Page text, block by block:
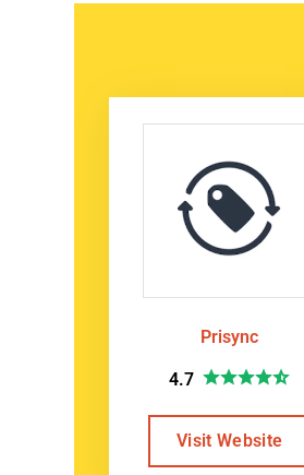
Prisync
4.7
Visit Website